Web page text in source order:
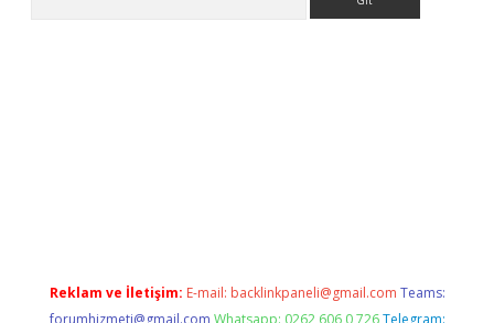
Reklam ve İletişim: E-mail: backlinkpaneli@gmail.com Teams:
forumhizmeti@gmail.com Whatsapp: 0262 606 0 726 Telegram: